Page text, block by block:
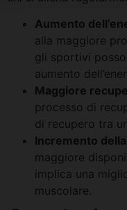
Aumento
alla maggiore
gli sportivi
aumento
Maggiore
processo di
di recupero tra
Incremento
maggiore
implica una
muscolare.